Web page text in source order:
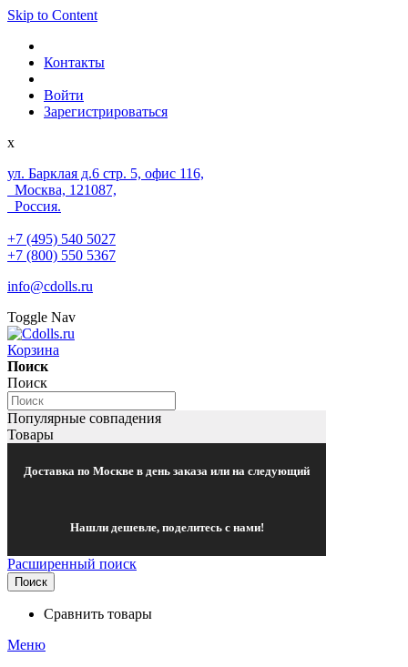
Skip to Content
Контакты
Войти
Зарегистрироваться
x
ул. Барклая д.6 стр. 5, офис 116,
Москва, 121087,
Россия.
+7 (495) 540 5027
+7 (800) 550 5367
info@cdolls.ru
Toggle Nav
Корзина
Поиск
Поиск
Популярные совпадения
Товары
Доставка по Москве в день заказа или на следующий
Нашли дешевле, поделитесь с нами!
Расширенный поиск
Поиск
Сравнить товары
Меню